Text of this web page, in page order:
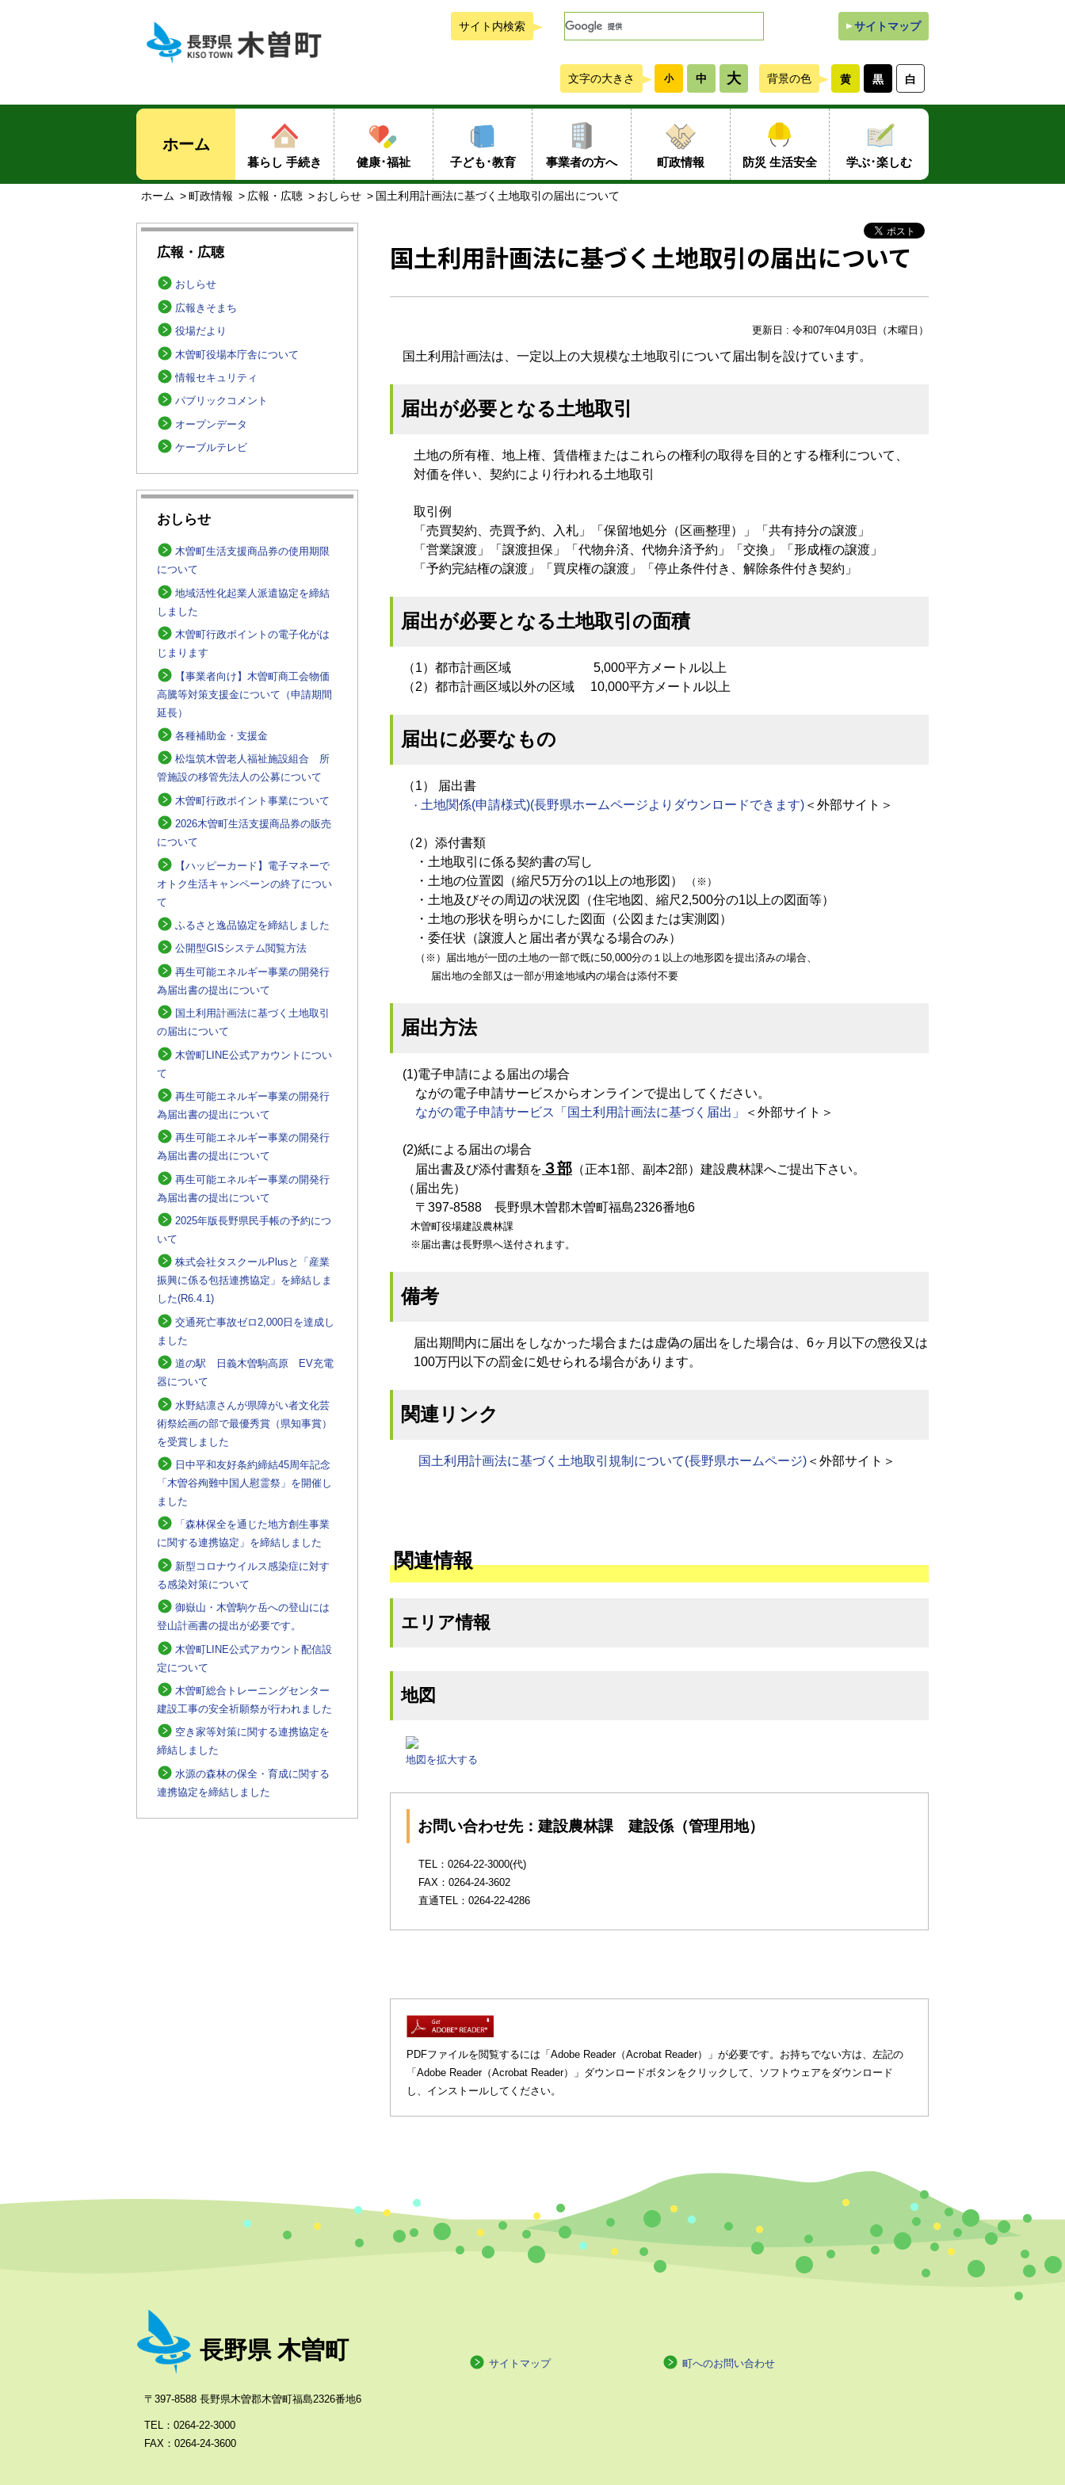
サイトマップ
サイト内検索
白
黒
黄
背景の色
大
中
小
文字の大きさ
ホーム
暮らし 手続き 健康･福祉 子ども･教育 事業者の方へ 町政情報 防災 生活安全 学ぶ･楽しむ
ホーム 町政情報 広報・広聴 おしらせ 国土利用計画法に基づく土地取引の届出について
広報・広聴
おしらせ
広報きそまち
役場だより
木曽町役場本庁舎について
情報セキュリティ
パブリックコメント
オープンデータ
ケーブルテレビ
おしらせ
木曽町生活支援商品券の使用期限
について
地域活性化起業人派遣協定を締結
しました
木曽町行政ポイントの電子化がは
じまります
【事業者向け】木曽町商工会物価
高騰等対策支援金について（申請期間
延長）
各種補助金・支援金
松塩筑木曽老人福祉施設組合 所
管施設の移管先法人の公募について
木曽町行政ポイント事業について
2026木曽町生活支援商品券の販売
について
【ハッピーカード】電子マネーで
オトク生活キャンペーンの終了につい
て
ふるさと逸品協定を締結しました
公開型GISシステム閲覧方法
再生可能エネルギー事業の開発行
為届出書の提出について
国土利用計画法に基づく土地取引
の届出について
木曽町LINE公式アカウントについ
て
再生可能エネルギー事業の開発行
為届出書の提出について
再生可能エネルギー事業の開発行
為届出書の提出について
再生可能エネルギー事業の開発行
為届出書の提出について
2025年版長野県民手帳の予約につ
いて
株式会社タスクールPlusと「産業
振興に係る包括連携協定」を締結しま
した(R6.4.1)
交通死亡事故ゼロ2,000日を達成し
ました
道の駅 日義木曽駒高原 EV充電
器について
水野結凛さんが県障がい者文化芸
術祭絵画の部で最優秀賞（県知事賞）
を受賞しました
日中平和友好条約締結45周年記念
「木曽谷殉難中国人慰霊祭」を開催し
ました
「森林保全を通じた地方創生事業
に関する連携協定」を締結しました
新型コロナウイルス感染症に対す
る感染対策について
御嶽山・木曽駒ケ岳への登山には
登山計画書の提出が必要です。
木曽町LINE公式アカウント配信設
定について
木曽町総合トレーニングセンター
建設工事の安全祈願祭が行われました
空き家等対策に関する連携協定を
締結しました
水源の森林の保全・育成に関する
連携協定を締結しました
国土利用計画法に基づく土地取引の届出について
更新日 : 令和07年04月03日（木曜日）
国土利用計画法は、一定以上の大規模な土地取引について届出制を設けています。
届出が必要となる土地取引
土地の所有権、地上権、賃借権またはこれらの権利の取得を目的とする権利について、
対価を伴い、契約により行われる土地取引
取引例
「売買契約、売買予約、入札」「保留地処分（区画整理）」「共有持分の譲渡」
「営業譲渡」「譲渡担保」「代物弁済、代物弁済予約」「交換」「形成権の譲渡」
「予約完結権の譲渡」「買戻権の譲渡」「停止条件付き、解除条件付き契約」
届出が必要となる土地取引の面積
（1）都市計画区域 5,000平方メートル以上
（2）都市計画区域以外の区域 10,000平方メートル以上
届出に必要なもの
（1） 届出書
・ 土地関係(申請様式)(長野県ホームページよりダウンロードできます) ＜外部サイト＞
（2）添付書類
・土地取引に係る契約書の写し
・土地の位置図（縮尺5万分の1以上の地形図）
（※）
・土地及びその周辺の状況図（住宅地図、縮尺2,500分の1以上の図面等）
・土地の形状を明らかにした図面（公図または実測図）
・委任状（譲渡人と届出者が異なる場合のみ）
（※）届出地が一団の土地の一部で既に50,000分の１以上の地形図を提出済みの場合、
届出地の全部又は一部が用途地域内の場合は添付不要
届出方法
(1)電子申請による届出の場合
ながの電子申請サービスからオンラインで提出してください。
ながの電子申請サービス「国土利用計画法に基づく届出」
＜外部サイト＞
(2)紙による届出の場合
届出書及び添付書類を ３部 （正本1部、副本2部）建設農林課へご提出下さい。
（届出先）
〒397-8588 長野県木曽郡木曽町福島2326番地6
木曽町役場建設農林課
※届出書は長野県へ送付されます。
備考
届出期間内に届出をしなかった場合または虚偽の届出をした場合は、6ヶ月以下の懲役又は
100万円以下の罰金に処せられる場合があります。
関連リンク
国土利用計画法に基づく土地取引規制について(長野県ホームページ) ＜外部サイト＞
関連情報
エリア情報
地図
地図を拡大する
お問い合わせ先：建設農林課 建設係（管理用地）
TEL：0264-22-3000(代)
FAX：0264-24-3602
直通TEL：0264-22-4286
PDFファイルを閲覧するには「Adobe Reader（Acrobat Reader）」が必要です。お持ちでない方は、左記の
「Adobe Reader（Acrobat Reader）」ダウンロードボタンをクリックして、ソフトウェアをダウンロード
し、インストールしてください。
長野県 木曽町
〒397-8588 長野県木曽郡木曽町福島2326番地6
TEL：0264-22-3000
FAX：0264-24-3600
サイトマップ 町へのお問い合わせ